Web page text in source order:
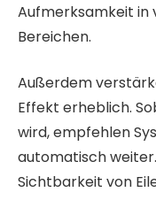
Aufmerksamkeit in
Bereichen.
Außerdem
Effekt erheblich.
wird, empfehlen
automatisch
Sichtbarkeit von